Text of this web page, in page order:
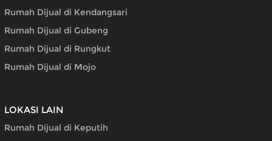
Rumah Dijual di Kendangsari
Rumah Dijual di Gubeng
Rumah Dijual di Rungkut
Rumah Dijual di Mojo
LOKASI LAIN
Rumah Dijual di Keputih